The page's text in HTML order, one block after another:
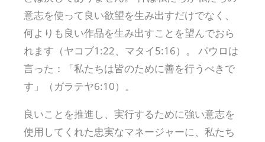
意志を使って良い欲望を生み出すだけでなく、
何よりも良い作品を生み出すことを望んでおら
れます（ヤコブ1:22、マタイ5:16）。 パウロは
言った：「私たちは皆のために善を行うべきで
す」（ガラテヤ6:10）。
良いことを推進し、実行するために強い意志を
使用してくれた忠実なマネージャーに、私たち